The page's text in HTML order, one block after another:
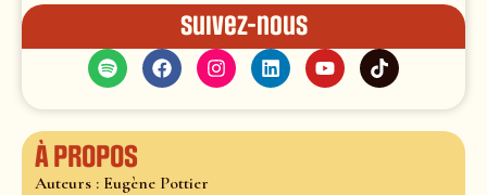
Suivez-nous
À propos
Auteurs : Eugène Pottier